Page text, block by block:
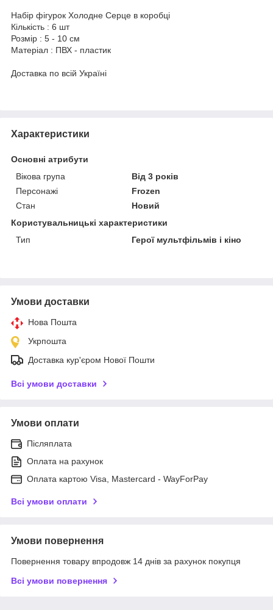
Набір фігурок Холодне Серце в коробці
Кількість : 6 шт
Розмір : 5 - 10 см
Матеріал : ПВХ - пластик
Доставка по всій Україні
Характеристики
Основні атрибути
Вікова група
Від 3 років
Персонажі
Frozen
Стан
Новий
Користувальницькі характеристики
Тип
Герої мультфільмів і кіно
Умови доставки
Нова Пошта
Укрпошта
Доставка кур'єром Нової Пошти
Всі умови доставки
Умови оплати
Післяплата
Оплата на рахунок
Оплата картою Visa, Mastercard - WayForPay
Всі умови оплати
Умови повернення
Повернення товару впродовж 14 днів за рахунок покупця
Всі умови повернення